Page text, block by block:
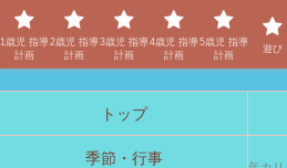
保育士「しの」
トップ
季節・行事
1歳児 指導
計画
2歳児 指導
計画
3歳児 指導
計画
4歳児 指導
計画
5歳児 指導
計画
遊び